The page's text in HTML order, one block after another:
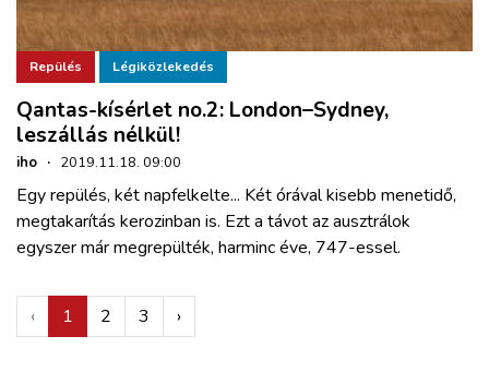
Repülés Légiközlekedés
Qantas-kísérlet no.2: London–Sydney,
leszállás nélkül!
iho · 2019.11.18. 09:00
Egy repülés, két napfelkelte... Két órával kisebb menetidő,
megtakarítás kerozinban is. Ezt a távot az ausztrálok
egyszer már megrepülték, harminc éve, 747-essel.
‹ 1 2 3 ›